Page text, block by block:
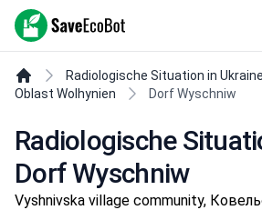
SaveEcoBot
Radiologische Situation in Ukraine
Oblast Wolhynien
Dorf Wyschniw
Radiologische
Dorf Wyschniw
Vyshnivska village community,